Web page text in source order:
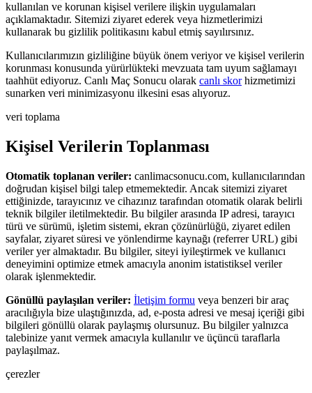
kullanılan ve korunan kişisel verilere ilişkin uygulamaları
açıklamaktadır. Sitemizi ziyaret ederek veya hizmetlerimizi
kullanarak bu gizlilik politikasını kabul etmiş sayılırsınız.
Kullanıcılarımızın gizliliğine büyük önem veriyor ve kişisel verilerin
korunması konusunda yürürlükteki mevzuata tam uyum sağlamayı
taahhüt ediyoruz. Canlı Maç Sonucu olarak canlı skor hizmetimizi
sunarken veri minimizasyonu ilkesini esas alıyoruz.
veri toplama
Kişisel Verilerin Toplanması
Otomatik toplanan veriler: canlimacsonucu.com, kullanıcılarından
doğrudan kişisel bilgi talep etmemektedir. Ancak sitemizi ziyaret
ettiğinizde, tarayıcınız ve cihazınız tarafından otomatik olarak belirli
teknik bilgiler iletilmektedir. Bu bilgiler arasında IP adresi, tarayıcı
türü ve sürümü, işletim sistemi, ekran çözünürlüğü, ziyaret edilen
sayfalar, ziyaret süresi ve yönlendirme kaynağı (referrer URL) gibi
veriler yer almaktadır. Bu bilgiler, siteyi iyileştirmek ve kullanıcı
deneyimini optimize etmek amacıyla anonim istatistiksel veriler
olarak işlenmektedir.
Gönüllü paylaşılan veriler: İletişim formu veya benzeri bir araç
aracılığıyla bize ulaştığınızda, ad, e-posta adresi ve mesaj içeriği gibi
bilgileri gönüllü olarak paylaşmış olursunuz. Bu bilgiler yalnızca
talebinize yanıt vermek amacıyla kullanılır ve üçüncü taraflarla
paylaşılmaz.
çerezler